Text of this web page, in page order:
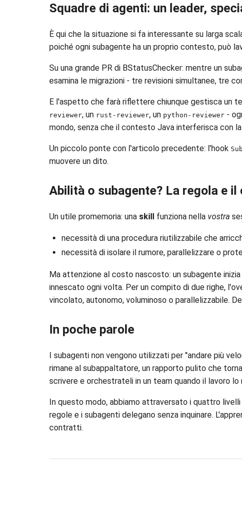
Squadre di agenti: un leader,
È qui che la situazione si fa interessante su larga
poiché ogni subagente ha un proprio contesto, può
Su una grande PR di BStatusChecker: mentre un
esamina le migrazioni - tre revisioni simultanee, tre
E l'aspetto che farà riflettere chiunque gestisca un
reviewer, un rust-reviewer, un python-reviewer -
mondo, senza che il contesto Java interferisca con
Un piccolo ponte con l'articolo precedente: l'hook
muovere un dito.
Abilità o subagente? La regola e il
Un utile promemoria: una skill funziona nella vostra
necessità di una procedura riutilizzabile che
necessità di isolare il rumore, parallelizzare o
Ma attenzione al costo nascosto: un subagente
innescato ogni volta. Per un compito di due righe,
vincolato, autonomo, voluminoso o parallelizzabile.
In poche parole
I subagenti non vengono utilizzati per "andare più
rimane al subappaltatore, un rapporto pulito che
scrivere e orchestrateli in un team quando il lavoro lo
In questo modo, abbiamo attraversato i quattro livelli
regole e i subagenti delegano senza inquinare.
contratti.